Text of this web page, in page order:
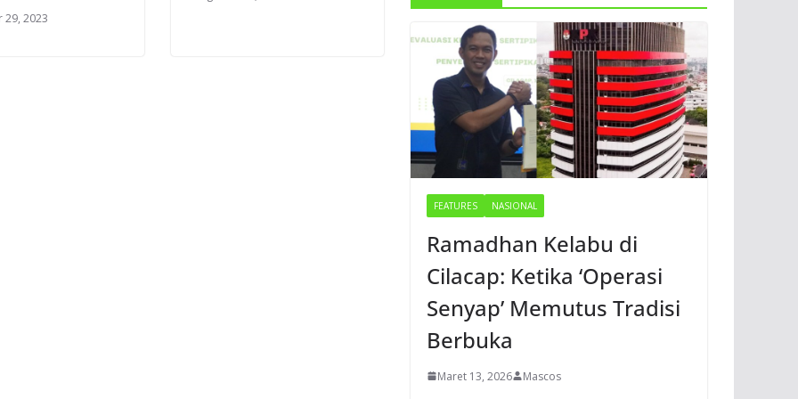
29, 2023
FEATURES NASIONAL
Ramadhan Kelabu di
Cilacap: Ketika ‘Operasi
Senyap’ Memutus Tradisi
Berbuka
Maret 13, 2026 Mascos